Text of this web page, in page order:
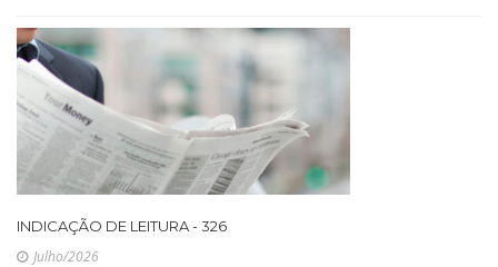
INDICAÇÃO DE LEITURA - 326
Julho/2026